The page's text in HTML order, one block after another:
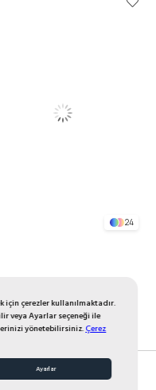
için çerezler kullanılmaktadır.
veya Ayarlar seçeneği ile
yönetebilirsiniz.Çerez
Ayarlar
24
TL 498,50 TL
Üye Girişi